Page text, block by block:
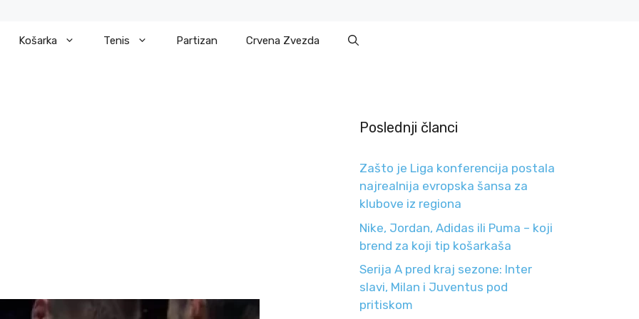
Košarka Tenis Partizan Crvena Zvezda
Poslednji članci
Zašto je Liga konferencija postala
najrealnija evropska šansa za
klubove iz regiona
Nike, Jordan, Adidas ili Puma – koji
brend za koji tip košarkaša
Serija A pred kraj sezone: Inter
slavi, Milan i Juventus pod
pritiskom